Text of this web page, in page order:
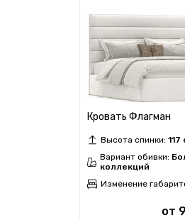
Кровать Флагман
Высота спинки: 117
Вариант обивки:
коллекций
Изменение
от